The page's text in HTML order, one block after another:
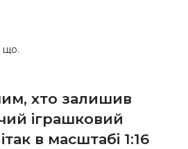
що.
хто залишив
іграшковий
в масштабі 1:16